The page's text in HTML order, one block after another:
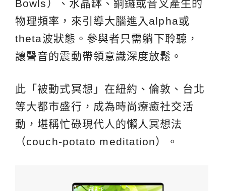
Bowls）、水晶缽、銅鑼或音叉產生的
物理頻率，來引導大腦進入alpha或
theta波狀態。參與者只需躺下聆聽，
讓聲音的震動帶領意識深度放鬆。
此「被動式冥想」在紐約、倫敦、台北
等大都市盛行，成為時尚療癒社交活
動，堪稱忙碌現代人的懶人冥想法
（couch-potato meditation）。